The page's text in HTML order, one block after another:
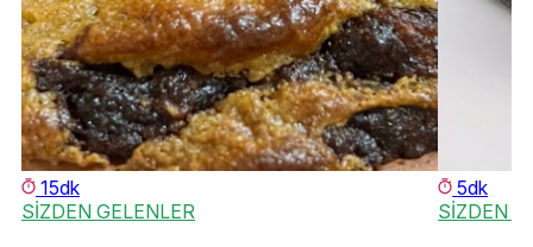
15dk
SİZDEN GELENLER
5dk
SİZDEN